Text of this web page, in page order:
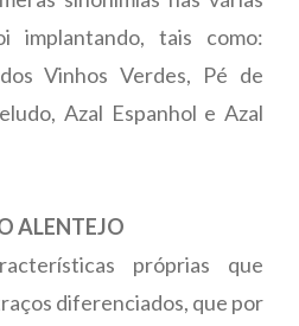
implantando, tais como:
Vinhos Verdes, Pé de
Azal Espanhol e Azal
ALENTEJO
próprias que
diferenciados, que por